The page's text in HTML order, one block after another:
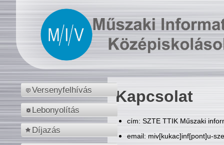
Versenyfelhívás
Lebonyolítás
Díjazás
Kapcsolat
cím: SZTE TTIK Műszaki
email: miv[kukac]inf[pont]u-